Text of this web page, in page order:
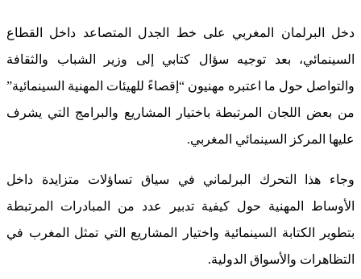
دخل البرلمان المغربي على خط الجدل المتصاعد داخل القطاع
السينمائي، بعد توجيه سؤال كتابي إلى وزير الشباب والثقافة
والتواصل حول ما اعتبره مهنيون “إقصاءً للهيئات المهنية السينمائية”
من بعض اللجان المرتبطة باختيار المشاريع والبرامج التي يشرف
عليها المركز السينمائي المغربي.
وجاء هذا التحرك البرلماني في سياق تساؤلات متزايدة داخل
الأوساط المهنية حول كيفية تدبير عدد من المبادرات المرتبطة
بتطوير الكتابة السينمائية واختيار المشاريع التي تمثل المغرب في
التظاهرات والأسواق الدولية.